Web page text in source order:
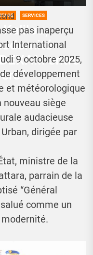
SERVICES
Kalilou,
entre
pas inaperçu
International
9 octobre 2025,
développement
et météorologique
nouveau siège
audacieuse
dirigée par
ministre de la
parrain de la
“Général
comme un